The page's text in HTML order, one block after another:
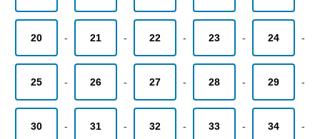
20 - 21 - 22 - 23 - 24 -
25 - 26 - 27 - 28 - 29 -
30 - 31 - 32 - 33 - 34 -